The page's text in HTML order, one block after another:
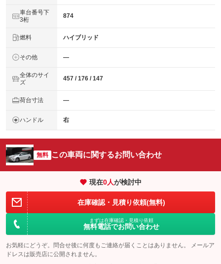
車台番号下
3桁
874
燃料 ハイブリッド
その他 ―
全体のサイ
ズ
457 / 176 / 147
荷台寸法 ―
ハンドル 右
無料 この車両に関するお問い合わせ
現在0人が検討中
在庫確認・見積り依頼(無料)
まずは在庫確認・見積り依頼
無料電話でお問い合わせ
お気軽にどうぞ。問合せ後に何度もご連絡が届くことはありません。 メールア
ドレスは販売店に公開されません。